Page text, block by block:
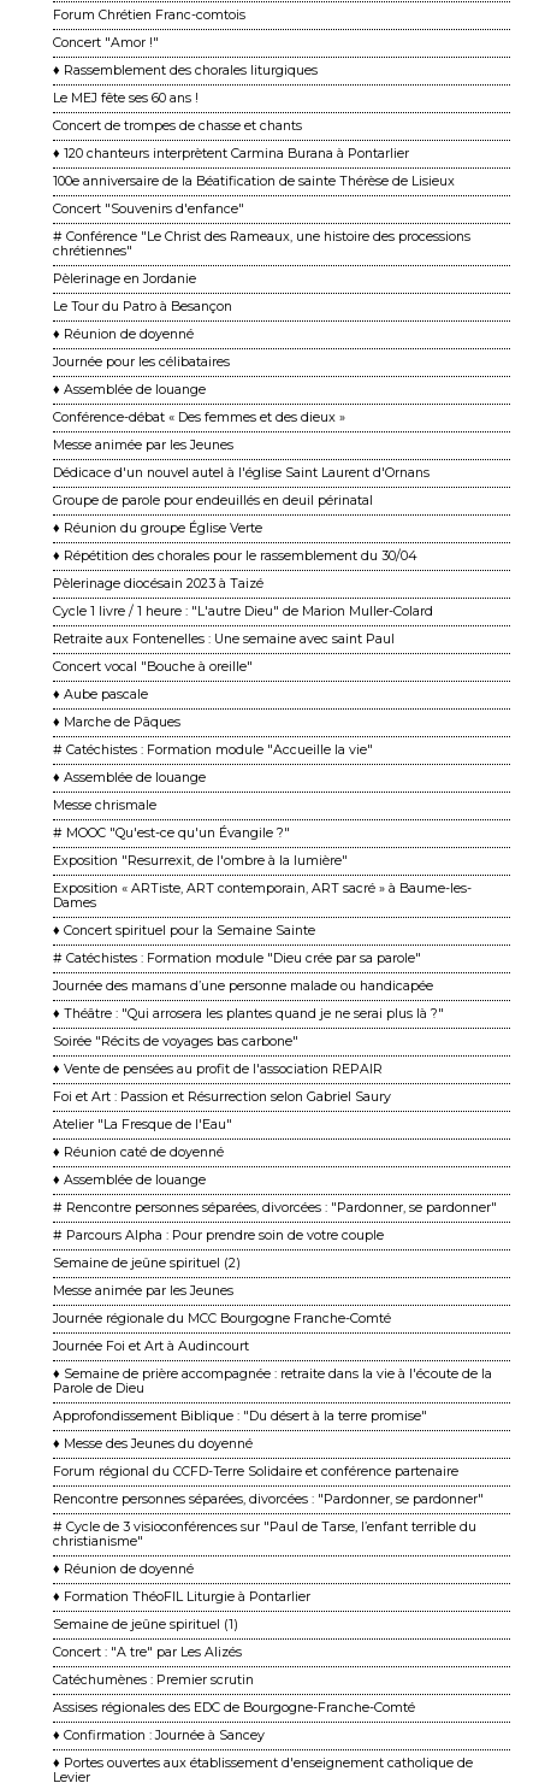
Forum Chrétien Franc-comtois
Concert "Amor !"
♦ Rassemblement des chorales liturgiques
Le MEJ fête ses 60 ans !
Concert de trompes de chasse et chants
♦ 120 chanteurs interprètent Carmina Burana à Pontarlier
100e anniversaire de la Béatification de sainte Thérèse de Lisieux
Concert "Souvenirs d'enfance"
# Conférence "Le Christ des Rameaux, une histoire des processions
chrétiennes"
Pèlerinage en Jordanie
Le Tour du Patro à Besançon
♦ Réunion de doyenné
Journée pour les célibataires
♦ Assemblée de louange
Conférence-débat « Des femmes et des dieux »
Messe animée par les Jeunes
Dédicace d'un nouvel autel à l'église Saint Laurent d'Ornans
Groupe de parole pour endeuillés en deuil périnatal
♦ Réunion du groupe Église Verte
♦ Répétition des chorales pour le rassemblement du 30/04
Pèlerinage diocésain 2023 à Taizé
Cycle 1 livre / 1 heure : "L'autre Dieu" de Marion Muller-Colard
Retraite aux Fontenelles : Une semaine avec saint Paul
Concert vocal "Bouche à oreille"
♦ Aube pascale
♦ Marche de Pâques
# Catéchistes : Formation module "Accueille la vie"
♦ Assemblée de louange
Messe chrismale
# MOOC "Qu'est-ce qu'un Évangile ?"
Exposition "Resurrexit, de l'ombre à la lumière"
Exposition « ARTiste, ART contemporain, ART sacré » à Baume-les-
Dames
♦ Concert spirituel pour la Semaine Sainte
# Catéchistes : Formation module "Dieu crée par sa parole"
Journée des mamans d’une personne malade ou handicapée
♦ Théâtre : "Qui arrosera les plantes quand je ne serai plus là ?"
Soirée "Récits de voyages bas carbone"
♦ Vente de pensées au profit de l'association REPAIR
Foi et Art : Passion et Résurrection selon Gabriel Saury
Atelier "La Fresque de l'Eau"
♦ Réunion caté de doyenné
♦ Assemblée de louange
# Rencontre personnes séparées, divorcées : "Pardonner, se pardonner"
# Parcours Alpha : Pour prendre soin de votre couple
Semaine de jeûne spirituel (2)
Messe animée par les Jeunes
Journée régionale du MCC Bourgogne Franche-Comté
Journée Foi et Art à Audincourt
♦ Semaine de prière accompagnée : retraite dans la vie à l'écoute de la
Parole de Dieu
Approfondissement Biblique : "Du désert à la terre promise"
♦ Messe des Jeunes du doyenné
Forum régional du CCFD-Terre Solidaire et conférence partenaire
Rencontre personnes séparées, divorcées : "Pardonner, se pardonner"
# Cycle de 3 visioconférences sur "Paul de Tarse, l’enfant terrible du
christianisme"
♦ Réunion de doyenné
♦ Formation ThéoFIL Liturgie à Pontarlier
Semaine de jeûne spirituel (1)
Concert : "A tre" par Les Alizés
Catéchumènes : Premier scrutin
Assises régionales des EDC de Bourgogne-Franche-Comté
♦ Confirmation : Journée à Sancey
♦ Portes ouvertes aux établissement d'enseignement catholique de
Levier